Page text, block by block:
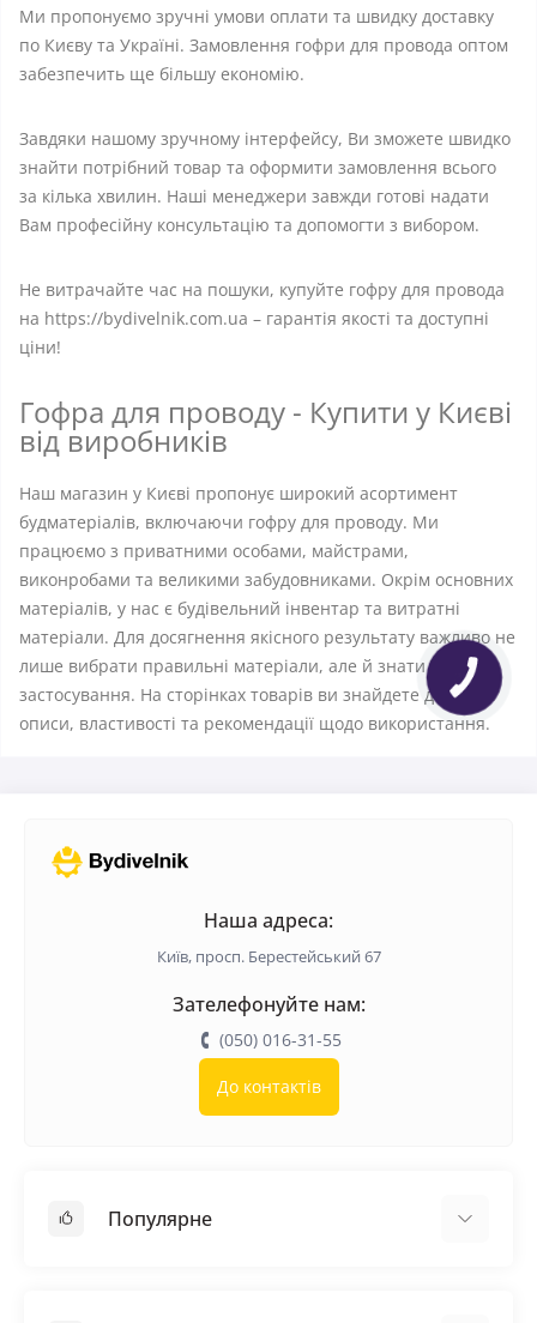
Ми пропонуємо зручні умови оплати та швидку доставку
по Києву та Україні. Замовлення гофри для провода оптом
забезпечить ще більшу економію.
Завдяки нашому зручному інтерфейсу, Ви зможете швидко
знайти потрібний товар та оформити замовлення всього
за кілька хвилин. Наші менеджери завжди готові надати
Вам професійну консультацію та допомогти з вибором.
Не витрачайте час на пошуки, купуйте гофру для провода
на https://bydivelnik.com.ua – гарантія якості та доступні
ціни!
Гофра для проводу - Купити у Києві
від виробників
Наш магазин у Києві пропонує широкий асортимент
будматеріалів, включаючи гофру для проводу. Ми
працюємо з приватними особами, майстрами,
виконробами та великими забудовниками. Окрім основних
матеріалів, у нас є будівельний інвентар та витратні
матеріали. Для досягнення якісного результату важливо не
лише вибрати правильні матеріали, але й знати їхнє
застосування. На сторінках товарів ви знайдете докладні
описи, властивості та рекомендації щодо використання.
Наша адреса:
Київ, просп. Берестейський 67
Зателефонуйте нам:
(050) 016-31-55
До контактів
Популярне